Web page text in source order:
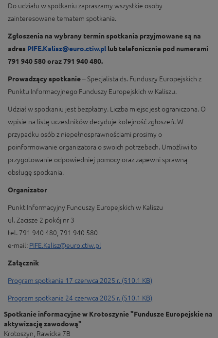
Do udziału w spotkaniu zapraszamy wszystkie osoby
zainteresowane tematem spotkania.
Zgłoszenia na wybrany termin spotkania przyjmowane są na
adres PIFE.Kalisz@euro.ctiw.pl lub telefonicznie pod numerami
791 940 580 oraz 791 940 480.
Prowadzący spotkanie– Specjalista ds. Funduszy Europejskich z
Punktu Informacyjnego Funduszy Europejskich w Kaliszu.
Udział w spotkaniu jest bezpłatny. Liczba miejsc jest ograniczona. O
wpisie na listę uczestników decyduje kolejność zgłoszeń. W
przypadku osób z niepełnosprawnościami prosimy o
poinformowanie organizatora o swoich potrzebach. Umożliwi to
przygotowanie odpowiedniej pomocy oraz zapewni sprawną
obsługę spotkania.
Organizator
Punkt Informacyjny Funduszy Europejskich w Kaliszu
ul. Zacisze 2 pokój nr 3
tel. 791 940 480, 791 940 580
e-mail: PIFE.Kalisz@euro.ctiw.pl
Załącznik
Program spotkania 17 czerwca 2025 r. (510.1 KB)
Program spotkania 24 czerwca 2025 r. (510.1 KB)
Spotkanie informacyjne w Krotoszynie "Fundusze Europejskie na
aktywizację zawodową"
Krotoszyn, Rawicka 7B